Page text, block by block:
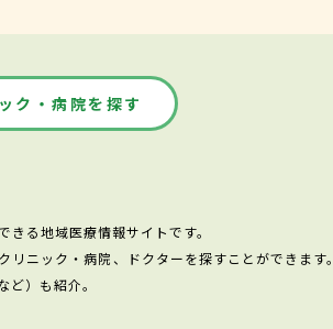
ク・病院を探す
る地域医療情報サイトです。
ニック・病院、ドクターを探すことができます。
）も紹介。